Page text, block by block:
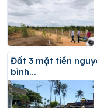
đất 3 mặt tiền nguyễn đình chiểu, hàm tiến, phan thiết,
bình...